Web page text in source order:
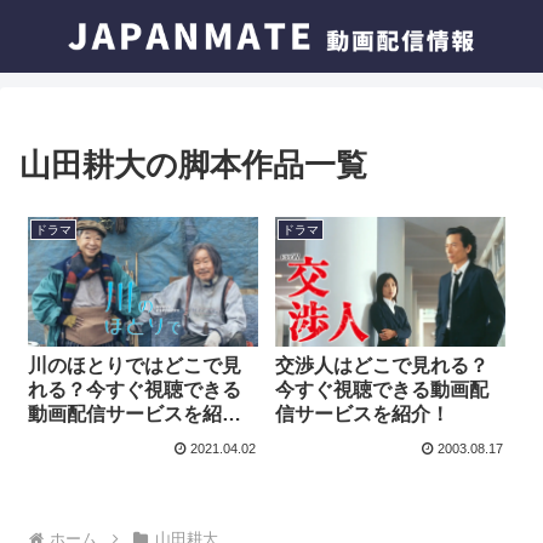
山田耕大の脚本作品一覧
ドラマ
川のほとりではどこで見
れる？今すぐ視聴できる
動画配信サービスを紹
2021.04.02
ドラマ
交渉人はどこで見れる？
今すぐ視聴できる動画配
信サービスを紹介！
2003.08.17
ホーム 山田耕大